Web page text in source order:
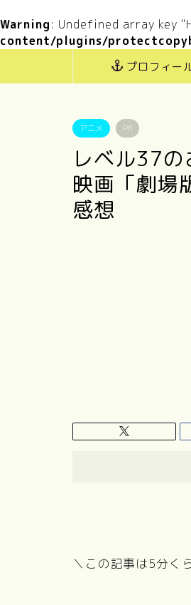
Warning: Undefined array key
content/plugins/
プロフィー
アニメ PR
レベル37
映画「劇場
感想
＼この記事は5分く